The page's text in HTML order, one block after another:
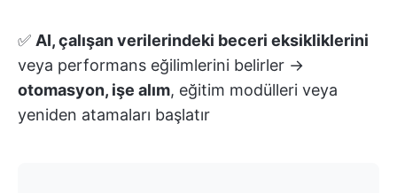
✅ AI, çalışan verilerindeki beceri eksikliklerini
veya performans eğilimlerini belirler →
otomasyon, işe alım, eğitim modülleri veya
yeniden atamaları başlatır